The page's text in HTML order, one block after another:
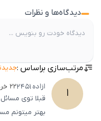
دیدگاه‌ها و نظرات
مرتب‌سازی براساس :
ا ازاده2451۲۲ خرداد ۱۴۰۵
قبلا توی
بهتر میتونم